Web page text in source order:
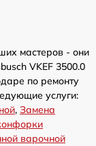
мастеров - они
VKEF 3500.0
по ремонту
услуги:
, Замена
варочной